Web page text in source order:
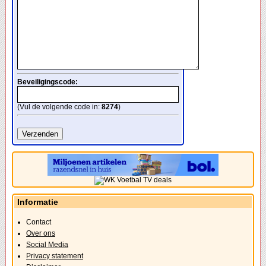
Beveiligingscode:
(Vul de volgende code in: 8274)
Informatie
Contact
Over ons
Social Media
Privacy statement